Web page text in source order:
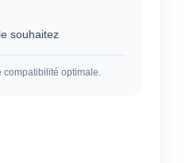
souhaitez
compatibilité optimale.